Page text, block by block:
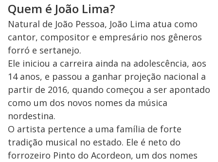
Quem é João Lima?
Natural de João Pessoa, João Lima atua como
cantor, compositor e empresário nos gêneros
forró e sertanejo.
Ele iniciou a carreira ainda na adolescência, aos
14 anos, e passou a ganhar projeção nacional a
partir de 2016, quando começou a ser apontado
como um dos novos nomes da música
nordestina.
O artista pertence a uma família de forte
tradição musical no estado. Ele é neto do
forrozeiro Pinto do Acordeon, um dos nomes